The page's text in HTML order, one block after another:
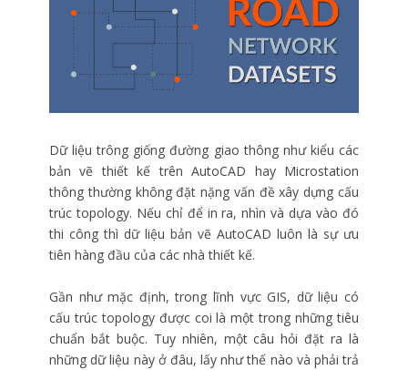
Dữ liệu trông giống đường giao thông như kiểu các
bản vẽ thiết kế trên AutoCAD hay Microstation
thông thường không đặt nặng vấn đề xây dựng cấu
trúc topology. Nếu chỉ để in ra, nhìn và dựa vào đó
thi công thì dữ liệu bản vẽ AutoCAD luôn là sự ưu
tiên hàng đầu của các nhà thiết kế.
Gần như mặc định, trong lĩnh vực GIS, dữ liệu có
cấu trúc topology được coi là một trong những tiêu
chuẩn bắt buộc. Tuy nhiên, một câu hỏi đặt ra là
những dữ liệu này ở đâu, lấy như thế nào và phải trả